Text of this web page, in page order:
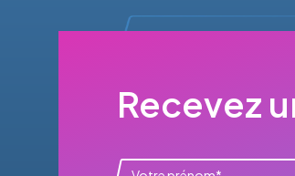
Recevez